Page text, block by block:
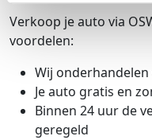
Verkoop je auto via
voordelen:
Wij
Je auto gratis en
Binnen 24 uur de
geregeld